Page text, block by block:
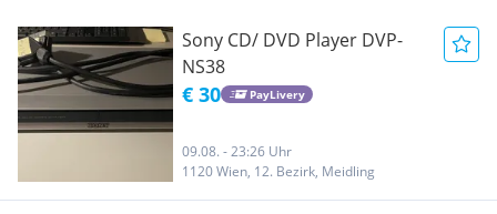
Sony CD/ DVD Player DVP-
NS38
€ 30 PayLivery
09.08. - 23:26 Uhr
1120 Wien, 12. Bezirk, Meidling